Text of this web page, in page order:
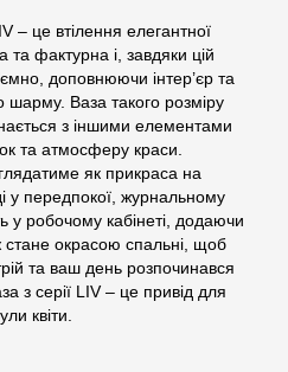
– це втілення елегантної
та фактурна і, завдяки цій
доповнюючи інтер’єр та
Ваза такого розміру
з іншими елементами
та атмосферу краси.
як прикраса на
у передпокої, журнальному
у робочому кабінеті, додаючи
стане окрасою спальні, щоб
та ваш день розпочинався
з серії LIV – це привід для
квіти.